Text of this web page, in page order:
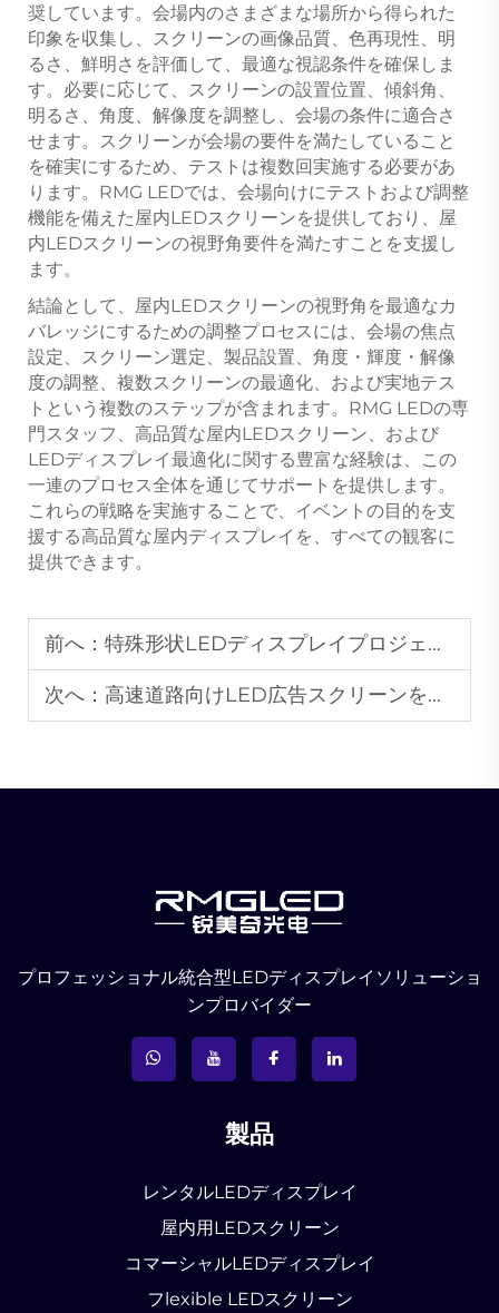
奨しています。会場内のさまざまな場所から得られた
印象を収集し、スクリーンの画像品質、色再現性、明
るさ、鮮明さを評価して、最適な視認条件を確保しま
す。必要に応じて、スクリーンの設置位置、傾斜角、
明るさ、角度、解像度を調整し、会場の条件に適合さ
せます。スクリーンが会場の要件を満たしていること
を確実にするため、テストは複数回実施する必要があ
ります。RMG LEDでは、会場向けにテストおよび調整
機能を備えた屋内LEDスクリーンを提供しており、屋
内LEDスクリーンの視野角要件を満たすことを支援し
ます。
結論として、屋内LEDスクリーンの視野角を最適なカ
バレッジにするための調整プロセスには、会場の焦点
設定、スクリーン選定、製品設置、角度・輝度・解像
度の調整、複数スクリーンの最適化、および実地テス
トという複数のステップが含まれます。RMG LEDの専
門スタッフ、高品質な屋内LEDスクリーン、および
LEDディスプレイ最適化に関する豊富な経験は、この
一連のプロセス全体を通じてサポートを提供します。
これらの戦略を実施することで、イベントの目的を支
援する高品質な屋内ディスプレイを、すべての観客に
提供できます。
前へ： 特殊形状LEDディスプレイプロジェクト向けLEDモジュールのカスタマイズ方法
次へ： 高速道路向けLED広告スクリーンを選定する際に考慮すべき主要な要素は何ですか？
プロフェッショナル統合型LEDディスプレイソリューショ
ンプロバイダー
製品
レンタルLEDディスプレイ
屋内用LEDスクリーン
コマーシャルLEDディスプレイ
フlexible LEDスクリーン